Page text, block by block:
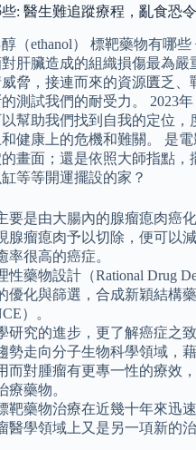
: 醫生難追蹤療程，亂食恐
（ethanol） 標靶藥物有哪些
肝臟造成的組織損傷最為嚴
脅，接連而來的資源匱乏、
測試我們的耐受力。 2023
幫助我們找到自我的定位，
健康上的危機和難關。 是
畫面；還是依照大師指點，
等等開運擺設的家？
要是由大腸內的腺瘤瘜肉癌
腺瘤瘜肉予以切除，便可以
率很高的癌症。
性藥物設計（Rational Drug
優化與篩選，合成新穎結構
）。
研究的進步，更了解癌症之
勢走向分子生物科學領域，
而對腫瘤有更專一性的療效
療藥物。
靶藥物治療在近幾十年來迅
醫學領域上又是另一項新的治